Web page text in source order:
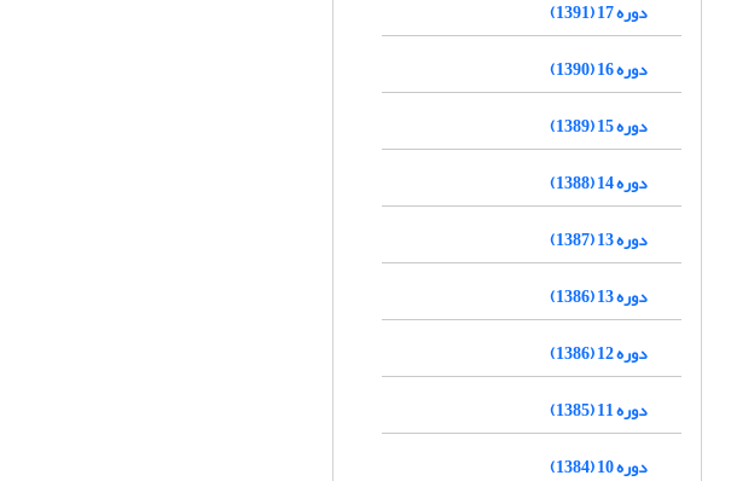
دوره 17 (1391)
دوره 16 (1390)
دوره 15 (1389)
دوره 14 (1388)
دوره 13 (1387)
دوره 13 (1386)
دوره 12 (1386)
دوره 11 (1385)
دوره 10 (1384)